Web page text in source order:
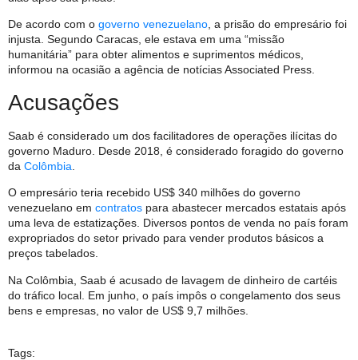
De acordo com o governo venezuelano, a prisão do empresário foi
injusta. Segundo Caracas, ele estava em uma “missão
humanitária” para obter alimentos e suprimentos médicos,
informou na ocasião a agência de notícias Associated Press.
Acusações
Saab é considerado um dos facilitadores de operações ilícitas do
governo Maduro. Desde 2018, é considerado foragido do governo
da Colômbia
O empresário teria recebido US$ 340 milhões do governo
venezuelano em contratos para abastecer mercados estatais após
uma leva de estatizações. Diversos pontos de venda no país foram
expropriados do setor privado para vender produtos básicos a
preços tabelados.
Na Colômbia, Saab é acusado de lavagem de dinheiro de cartéis
do tráfico local. Em junho, o país impôs o congelamento dos seus
bens e empresas, no valor de US$ 9,7 milhões.
Tags: